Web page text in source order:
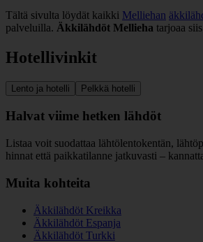
Tältä sivulta löydät kaikki Melliehan
palveluilla. Äkkilähdöt Mellieha tarjoaa
Hotellivinkit
Lento ja hotelli Pelkkä hotelli
Halvat viime hetken lähdöt
Listaa voit suodattaa lähtölentokentän,
hinnat että paikkatilanne jatkuvasti –
Muita kohteita
Äkkilähdöt Kreikka
Äkkilähdöt Espanja
Äkkilähdöt Turkki